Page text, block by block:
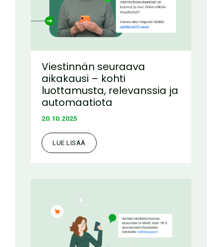
Viestinnän seuraava
aikakausi – kohti
luottamusta, relevanssia ja
automaatiota
20.10.2025
LUE LISÄÄ